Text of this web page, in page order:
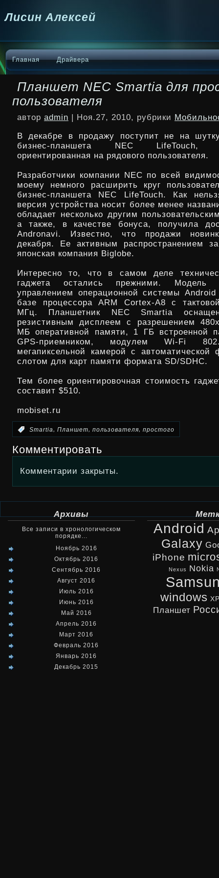
Лисин Алексей
Главная Драйвера
Планшет NEC Smartia для
пользователя
автор admin | Ноя.27, 2010, рубрики
В декабре в продажу поступит не на
бизнес-планшета NEC LifeTouch,
ориентированная на рядового пользователя.
Разработчики компании NEC по всей
моему немного расширить круг
бизнес-планшета NEC LifeTouch. Как
версия устройства носит более менее
обладает несколько другим
а также, в качестве бонуса, получила
Andronavi. Известно, что продажи
декабря. Ее активным распространением
японская компания Biglobe.
Интересно то, что в самом деле
гаджета остались прежними. Модель
управлением операционной системы
базе процессора ARM Cortex-A8 с
МГц. Планшетник NEC Smartia
резистивным дисплеем с разрешением
МБ оперативной памяти, 1 ГБ встроенной
GPS-приемником, модулем Wi-Fi
мегапиксельной камерой с автоматической
слотом для карт памяти формата SD/SDHC.
Тем более ориентировочная стоимость
составит $510.
mobiset.ru
Smartia, Планшет, пользователя, простого
Комментировать
Комментарии закрыты.
Архивы
Все записи в хронологическом
порядке...
Ноябрь 2016
Октябрь 2016
Сентябрь 2016
Август 2016
Июль 2016
Июнь 2016
Май 2016
Апрель 2016
Март 2016
Февраль 2016
Январь 2016
Декабрь 2015
Android
Galaxy
iPhone
Nexus Nokia
windows
Планшет